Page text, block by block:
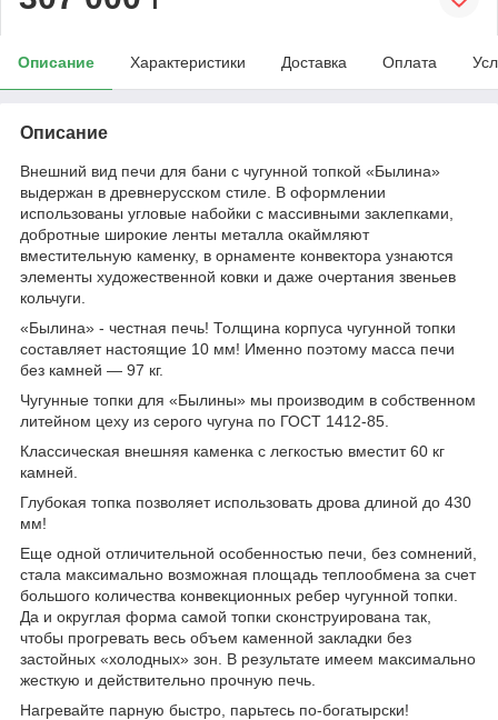
Описание Характеристики Доставка Оплата
Описание
Внешний вид печи для бани с чугунной топкой «Былина»
выдержан в древнерусском стиле. В оформлении
использованы угловые набойки с массивными заклепками,
добротные широкие ленты металла окаймляют
вместительную каменку, в орнаменте конвектора узнаются
элементы художественной ковки и даже очертания звеньев
кольчуги.
«Былина» - честная печь! Толщина корпуса чугунной топки
составляет настоящие 10 мм! Именно поэтому масса печи
без камней — 97 кг.
Чугунные топки для «Былины» мы производим в собственном
литейном цеху из серого чугуна по ГОСТ 1412-85.
Классическая внешняя каменка с легкостью вместит 60 кг
камней.
Глубокая топка позволяет использовать дрова длиной до 430
мм!
Еще одной отличительной особенностью печи, без сомнений,
стала максимально возможная площадь теплообмена за счет
большого количества конвекционных ребер чугунной топки.
Да и округлая форма самой топки сконструирована так,
чтобы прогревать весь объем каменной закладки без
застойных «холодных» зон. В результате имеем максимально
жесткую и действительно прочную печь.
Нагревайте парную быстро, парьтесь по-богатырски!